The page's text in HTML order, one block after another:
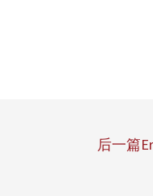
后一篇